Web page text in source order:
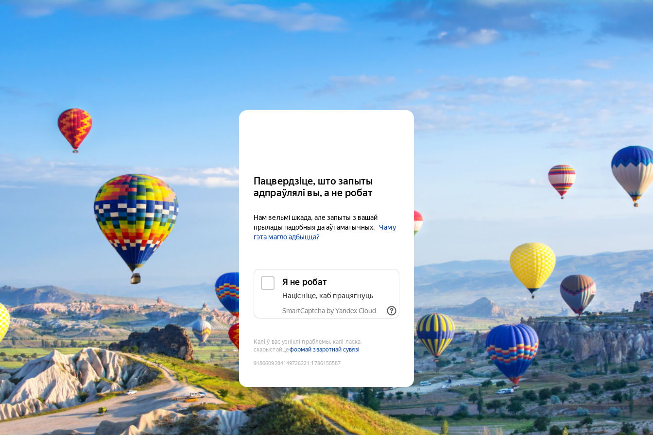
Пацвердзіце, што запыты
адпраўлялі вы, а не робат
Нам вельмі шкада, але запыты з вашай
прылады падобныя да аўтаматычных.
Чаму
гэта магло адбыцца?
Я не робат
Націсніце, каб працягнуць
SmartCaptcha by Yandex Cloud
Калі ў вас узніклі праблемы, калі ласка,
скарыстайцеформай зваротнай сувязі
9186609284149726221 :1786158587